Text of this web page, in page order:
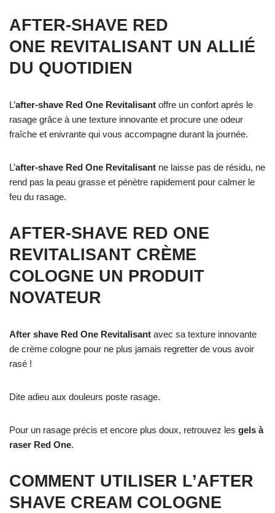
AFTER-SHAVE RED
ONE REVITALISANT UN ALLIÉ
DU QUOTIDIEN
L’after-shave Red One Revitalisant offre un confort après le
rasage grâce à une texture innovante et procure une odeur
fraîche et enivrante qui vous accompagne durant la journée.
L’after-shave Red One Revitalisant ne laisse pas de résidu, ne
rend pas la peau grasse et pénètre rapidement pour calmer le
feu du rasage.
AFTER-SHAVE RED ONE
REVITALISANT CRÈME
COLOGNE UN PRODUIT
NOVATEUR
After shave Red One Revitalisant avec sa texture innovante
de crème cologne pour ne plus jamais regretter de vous avoir
rasé !
Dite adieu aux douleurs poste rasage.
Pour un rasage précis et encore plus doux, retrouvez les gels à
raser Red One.
COMMENT UTILISER L’AFTER
SHAVE CREAM COLOGNE